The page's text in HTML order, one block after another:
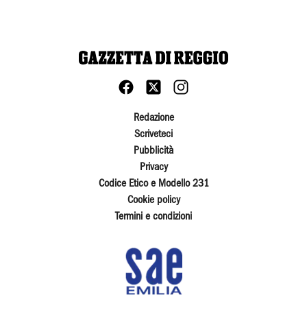
Redazione
Scriveteci
Pubblicità
Privacy
Codice Etico e Modello 231
Cookie policy
Termini e condizioni